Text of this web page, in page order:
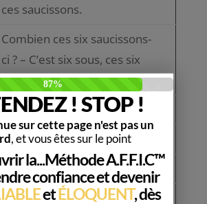
ces saucissons.
Combien ces six saucissons-
ci ? – C’est six sous, ces six
saucissons-ci.
Cuis huit nuits huit iguanes.
Debout et déballe les débiles.
Déchu, l’ange déçu chut.
Des billes, des balles, des